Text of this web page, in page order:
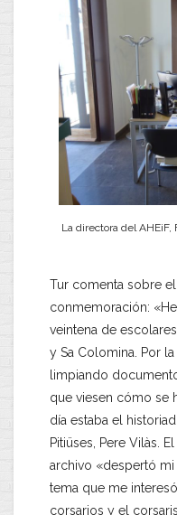
La directora del AHEiF,
Tur comenta sobre
conmemoración:
veintena de
y Sa Colomina. Por
limpiando
que viesen cómo se
día estaba el
Pitiüses, Pere Vilàs.
archivo «despertó
tema que me
corsarios y el